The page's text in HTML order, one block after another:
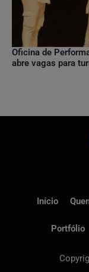
Oficina de
abre vagas para
Início
Portfólio